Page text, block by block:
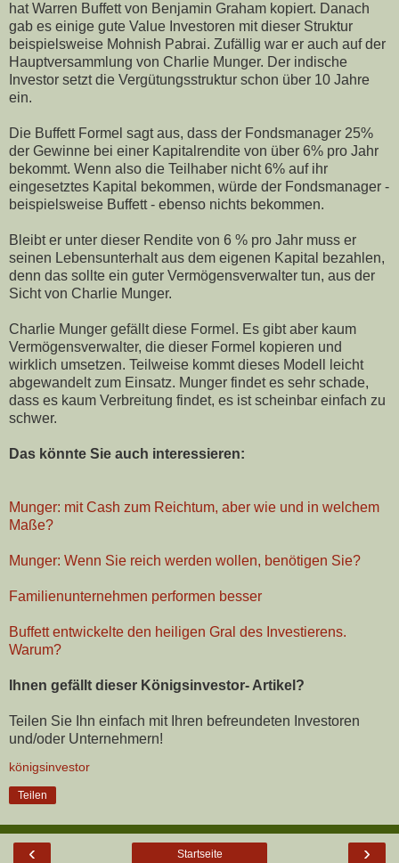
hat Warren Buffett von Benjamin Graham kopiert. Danach
gab es einige gute Value Investoren mit dieser Struktur
beispielsweise Mohnish Pabrai. Zufällig war er auch auf der
Hauptversammlung von Charlie Munger. Der indische
Investor setzt die Vergütungsstruktur schon über 10 Jahre
ein.
Die Buffett Formel sagt aus, dass der Fondsmanager 25%
der Gewinne bei einer Kapitalrendite von über 6% pro Jahr
bekommt. Wenn also die Teilhaber nicht 6% auf ihr
eingesetztes Kapital bekommen, würde der Fondsmanager -
beispielsweise Buffett - ebenso nichts bekommen.
Bleibt er unter dieser Rendite von 6 % pro Jahr muss er
seinen Lebensunterhalt aus dem eigenen Kapital bezahlen,
denn das sollte ein guter Vermögensverwalter tun, aus der
Sicht von Charlie Munger.
Charlie Munger gefällt diese Formel. Es gibt aber kaum
Vermögensverwalter, die dieser Formel kopieren und
wirklich umsetzen. Teilweise kommt dieses Modell leicht
abgewandelt zum Einsatz. Munger findet es sehr schade,
dass es kaum Verbreitung findet, es ist scheinbar einfach zu
schwer.
Das könnte Sie auch interessieren:
Munger: mit Cash zum Reichtum, aber wie und in welchem
Maße?
Munger: Wenn Sie reich werden wollen, benötigen Sie?
Familienunternehmen performen besser
Buffett entwickelte den heiligen Gral des Investierens.
Warum?
Ihnen gefällt dieser Königsinvestor- Artikel?
Teilen Sie Ihn einfach mit Ihren befreundeten Investoren
und/oder Unternehmern!
königsinvestor
Teilen
‹ ›
Startseite